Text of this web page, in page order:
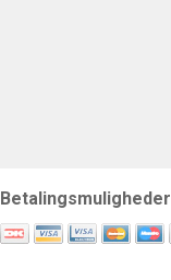
Betalingsmuligheder